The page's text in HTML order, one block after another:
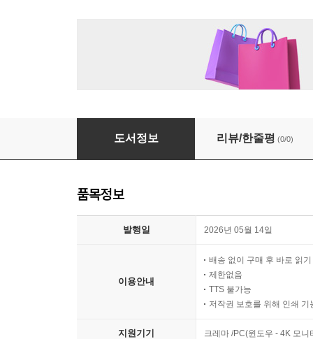
도서정보 리뷰/한줄평 (0/0)
품목정보
발행일 2026년 05월 14일
이용안내
배송 없이 구매 후 바로 읽기
제한없음
TTS 불가능
저작권 보호를 위해 인쇄 기
지원기기 크레마 /PC(윈도우 - 4K 모